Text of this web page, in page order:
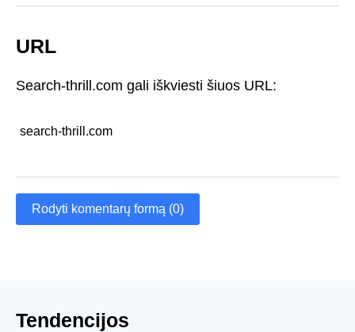
URL
Search-thrill.com gali iškviesti šiuos URL:
search-thrill.com
Rodyti komentarų formą (0)
Tendencijos